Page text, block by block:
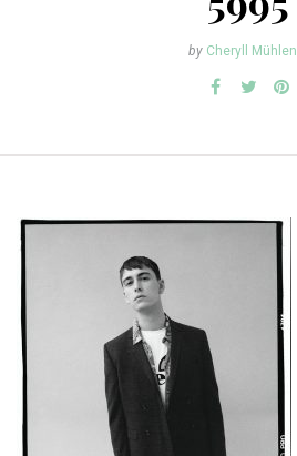
by Cheryll Mühlen